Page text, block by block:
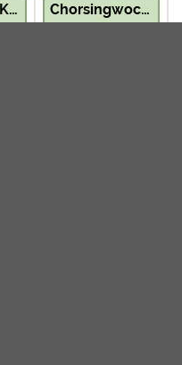
Klingender Kirchturm Chorsingwoche